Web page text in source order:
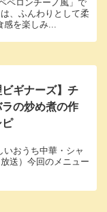
ペロンチーノ風」で
、ふんわりとして柔
感を楽しみ...
ビギナーズ】チ
の炒め煮の作
ピ
いおうち中華・シャ
送）今回のメニュー